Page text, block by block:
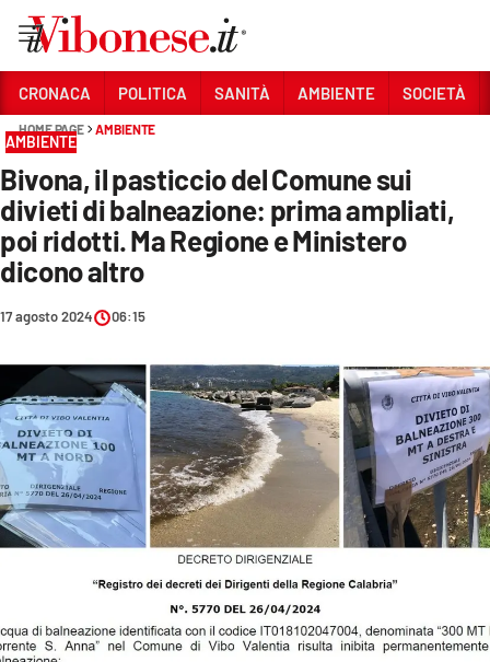
Sezioni
CRONACA
POLITICA
SANITÀ
AMBIENTE
SOCIETÀ
CULTURA
ECONOMIA E LAVORO
EVENTI
SPORT
LAC TV
CRONACA POLITICA SANITÀ AMBIENTE SOCIETÀ
HOME PAGE AMBIENTE
AMBIENTE
Bivona, il pasticcio del Comune sui
divieti di balneazione: prima ampliati,
poi ridotti. Ma Regione e Ministero
dicono altro
17 agosto 2024 06:15